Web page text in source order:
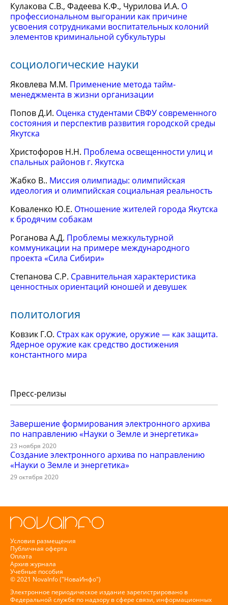
Кулакова С.В., Фадеева К.Ф., Чурилова И.А. О
профессиональном выгорании как причине
усвоения сотрудниками воспитательных колоний
элементов криминальной субкультуры
социологические науки
Яковлева М.М. Применение метода тайм-
менеджмента в жизни организации
Попов Д.И. Оценка студентами СВФУ современного
состояния и перспектив развития городской среды
Якутска
Христофоров Н.Н. Проблема освещенности улиц и
спальных районов г. Якутска
Жабко В.. Миссия олимпиады: олимпийская
идеология и олимпийская социальная реальность
Коваленко Ю.Е. Отношение жителей города Якутска
к бродячим собакам
Роганова А.Д. Проблемы межкультурной
коммуникации на примере международного
проекта «Сила Сибири»
Степанова С.Р. Сравнительная характеристика
ценностных ориентаций юношей и девушек
политология
Ковзик Г.О. Страх как оружие, оружие — как защита.
Ядерное оружие как средство достижения
константного мира
Пресс-релизы
Завершение формирования электронного архива
по направлению «Науки о Земле и энергетика»
23 ноября 2020
Создание электронного архива по направлению
«Науки о Земле и энергетика»
29 октября 2020
Условия размещения
Публичная оферта
Оплата
Архив журнала
Учебные пособия
© 2021 NovaInfo ("НоваИнфо")
Электронное периодическое издание зарегистрировано в
Федеральной службе по надзору в сфере связи, информационных